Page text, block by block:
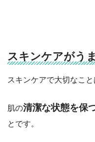
スキンケアがう
スキンケアで大切なこと
肌の清潔な状態を保
とです。